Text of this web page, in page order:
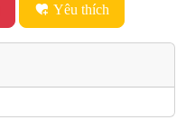
Yêu thích